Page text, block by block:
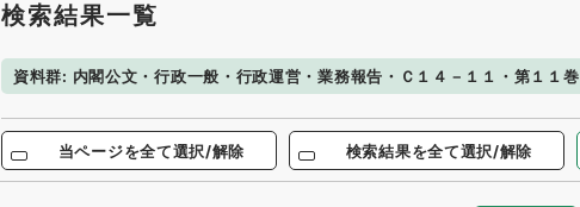
検索結果一覧
資料群: 内閣公文・行政一般・行政運営・業務報告・Ｃ１４－１１・第１１巻
当ページを全て選択/解除 検索結果を全て選択/解除